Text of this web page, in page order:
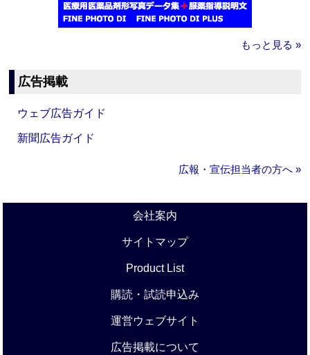
もっと見る »
広告掲載
ウェブ広告ガイド
新聞広告ガイド
広報・宣伝担当者の方へ »
会社案内
サイトマップ
Product List
購読・試読申込み
運営ウェブサイト
広告掲載について